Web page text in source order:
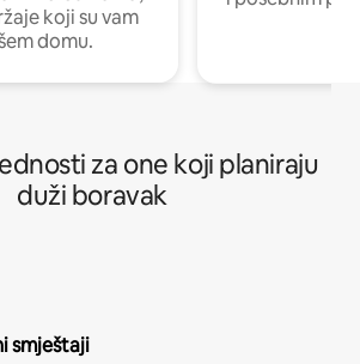
koji su vam
domu.
za one koji planiraju
duži boravak
smještaji